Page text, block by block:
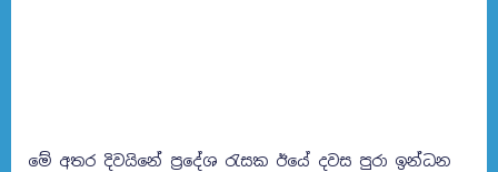
මේ අතර දිවයිනේ ප්‍රදේශ රැසක ඊයේ දවස පුරා ඉන්ධන